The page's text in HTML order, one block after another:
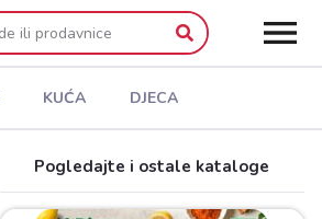
KUĆA DJECA
Pogledajte i ostale kataloge